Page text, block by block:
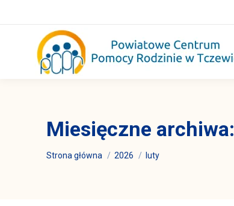
Miesięczne archiwa:
Jesteś tutaj:
Strona główna 2026 luty